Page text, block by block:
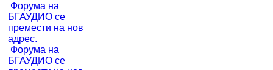
Форума на
БГАУДИО се
премести на нов
адрес.
Форума на
БГАУДИО се